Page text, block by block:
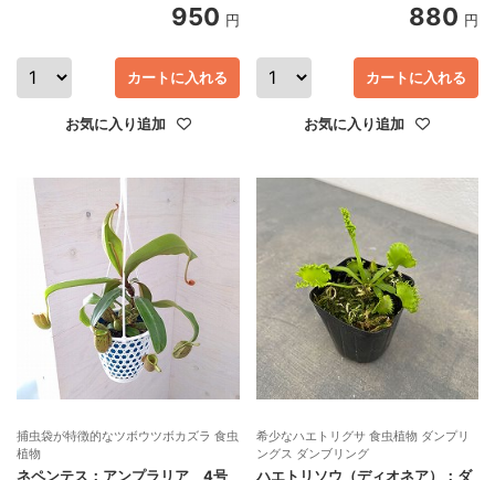
950 円
カートに入れる
お気に入り追加
880 円
カートに入れる
お気に入り追加
捕虫袋が特徴的なツボウツボカズラ 食虫
植物
ネペンテス：アンプラリア 4号
希少なハエトリグサ 食虫植物 ダンプリ
ングス ダンブリング
ハエトリソウ（ディオネア）：ダ